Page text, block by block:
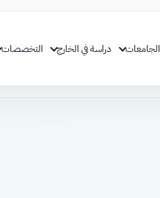
الجامعات دراسة في الخارج التخصصات